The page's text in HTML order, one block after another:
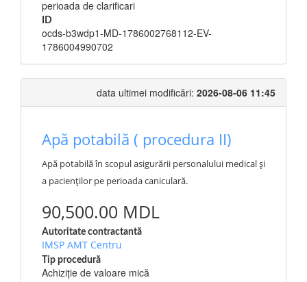
perioada de clarificari
ID
ocds-b3wdp1-MD-1786002768112-EV-
1786004990702
data ultimei modificări: 2026-08-06 11:45
Apă potabilă ( procedura II)
Apă potabilă în scopul asigurării personalului medical și
a pacienților pe perioada caniculară.
90,500.00 MDL
Autoritate contractantă
IMSP AMT Centru
Tip procedură
Achiziție de valoare mică